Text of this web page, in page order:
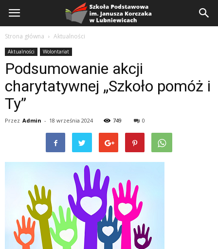
Szkoła
Podstawowa
Strona główna Aktualności
Aktualności Wolontariat
Podsumowanie akcji
charytatywnej „Szkoło pomóż i
Ty”
Przez Admin - 18 września 2024 749 0